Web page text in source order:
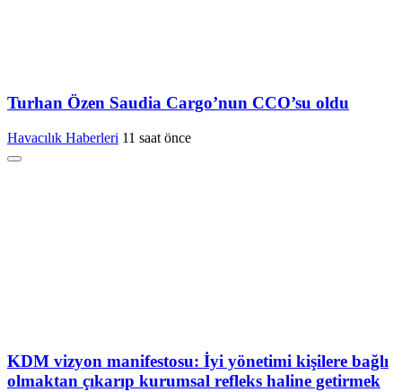
Turhan Özen Saudia Cargo’nun CCO’su oldu
Havacılık Haberleri 11 saat önce
KDM vizyon manifestosu: İyi yönetimi kişilere bağlı
olmaktan çıkarıp kurumsal refleks haline getirmek